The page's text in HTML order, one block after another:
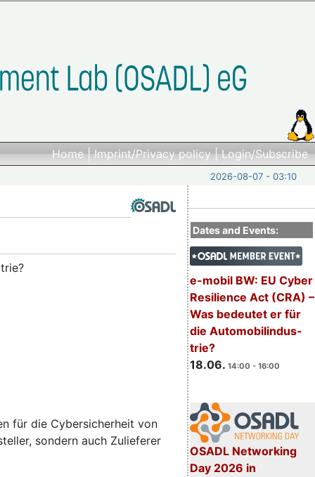
Home|Imprint/Privacy policy|Login/Subscribe
2026-08-07 - 03:10
Dates and Events:
e-mobil BW: EU Cyber
Resilience Act (CRA) –
Was bedeutet er für
die Automobilindus-
trie?
18.06. 14:00 - 16:00
OSADL Networking
Day 2026 in
für die Cybersicherheit von
sondern auch Zulieferer